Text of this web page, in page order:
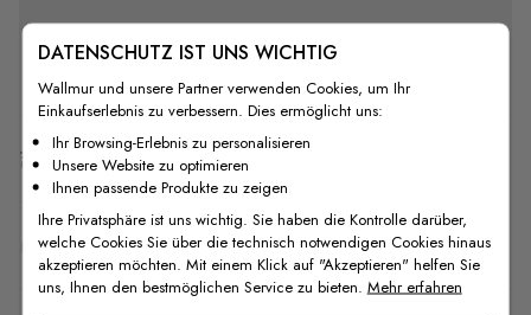
Versand & Rückgabe
F.A.Q
DATENSCHUTZ IST UNS WICHTIG
Wallmur und unsere Partner verwenden Cookies, um Ihr
Einkaufserlebnis zu verbessern. Dies ermöglicht uns:
Ihr Browsing-Erlebnis zu personalisieren
Unsere Website zu optimieren
Ihnen passende Produkte zu zeigen
Ihre Privatsphäre ist uns wichtig. Sie haben die Kontrolle darüber,
welche Cookies Sie über die technisch notwendigen Cookies hinaus
akzeptieren möchten. Mit einem Klick auf "Akzeptieren" helfen Sie
uns, Ihnen den bestmöglichen Service zu bieten. Mehr erfahren